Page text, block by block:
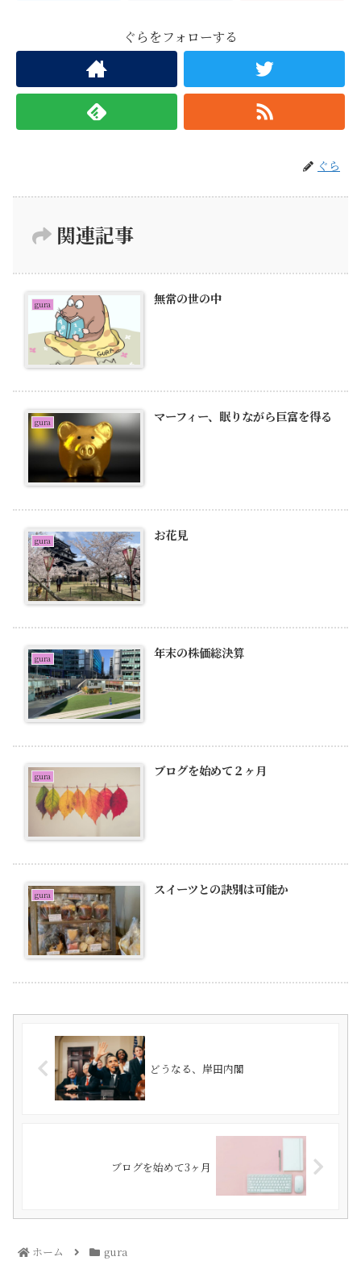
ぐらをフォローする
ぐら
関連記事
gura 無常の世の中
gura マーフィー、眠りながら巨富を得る
gura お花見
gura 年末の株価総決算
gura ブログを始めて２ヶ月
gura スイーツとの訣別は可能か
どうなる、岸田内閣
ブログを始めて3ヶ月
ホーム gura